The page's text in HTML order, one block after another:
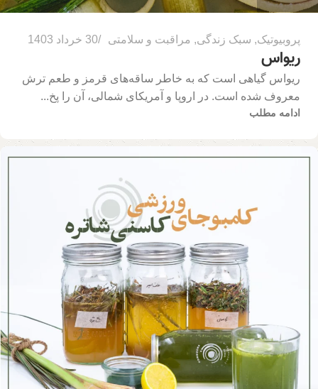
پروبیوتیک, سبک زندگی, مراقبت و سلامتی 30 خرداد 1403
ریواس
ریواس گیاهی است که به خاطر ساقه‌های قرمز و طعم ترش
معروف شده است. در اروپا و آمریکای شمالی، آن را پخ...
ادامه مطلب